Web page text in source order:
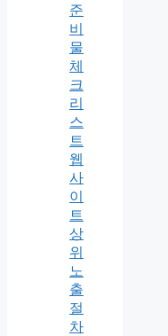
준
비
물
체
크
리
스
트
웹
사
이
트
상
위
노
출
절
차